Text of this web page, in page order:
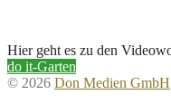
Hier geht es zu den
do it-Garten
© 2026 Don Medien GmbH